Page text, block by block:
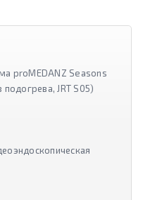
proMEDANZ Seasons
JRT S05)